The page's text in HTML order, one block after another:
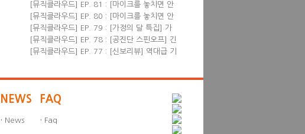
[뮤직클라우드] EP. 81 : [마이크를 놓치면 안
돼!] 영화음악 <프리실라> with 한성현, 염동
교 필자
[뮤직클라우드] EP. 80 : [마이크를 놓치면 안
돼!] 신보 리뷰 wi...
[뮤직클라우드] EP. 79 : [가정의 달 특집] 가
족과 관련된 음악들 &...
[뮤직클라우드] EP. 78 : [공진단 스핀오프] 긴
급 진단! 2024 뮤...
[뮤직클라우드] EP. 77 : [신보리뷰] 역대급 기
NEWS
· News
FAQ
· Faq